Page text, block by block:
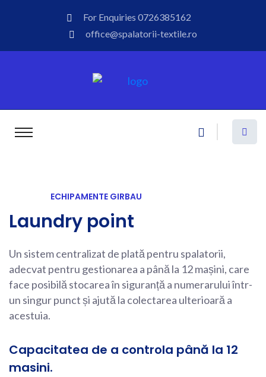
For Enquiries 0726385162
office@spalatorii-textile.ro
ECHIPAMENTE GIRBAU
Laundry point
Un sistem centralizat de plată pentru spalatorii,
adecvat pentru gestionarea a până la 12 mașini, care
face posibilă stocarea în siguranță a numerarului într-
un singur punct și ajută la colectarea ulterioară a
acestuia.
Capacitatea de a controla până la 12
masini.